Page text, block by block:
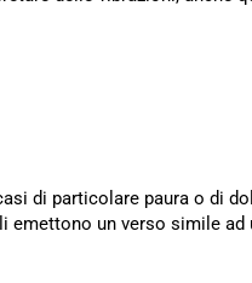
di particolare paura o di
emettono un verso simile ad